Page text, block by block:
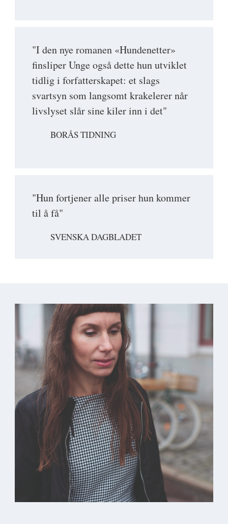
"I den nye romanen «Hundenetter»
finsliper Unge også dette hun utviklet
tidlig i forfatterskapet: et slags
svartsyn som langsomt krakelerer når
livslyset slår sine kiler inn i det"
BORÅS TIDNING
"Hun fortjener alle priser hun kommer
til å få"
SVENSKA DAGBLADET